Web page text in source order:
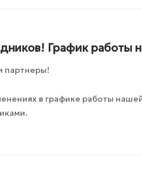
График работы
партнеры!
в графике работы